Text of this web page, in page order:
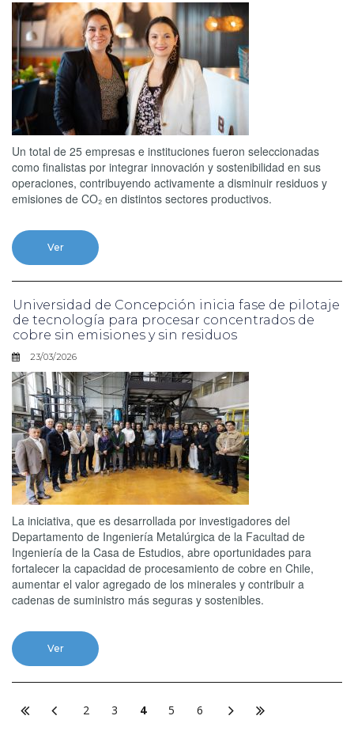
Un total de 25 empresas e instituciones fueron seleccionadas
como finalistas por integrar innovación y sostenibilidad en sus
operaciones, contribuyendo activamente a disminuir residuos y
emisiones de CO₂ en distintos sectores productivos.
Ver
Universidad de Concepción inicia fase de pilotaje
de tecnología para procesar concentrados de
cobre sin emisiones y sin residuos
23/03/2026
La iniciativa, que es desarrollada por investigadores del
Departamento de Ingeniería Metalúrgica de la Facultad de
Ingeniería de la Casa de Estudios, abre oportunidades para
fortalecer la capacidad de procesamiento de cobre en Chile,
aumentar el valor agregado de los minerales y contribuir a
cadenas de suministro más seguras y sostenibles.
Ver
2 3 4 5 6